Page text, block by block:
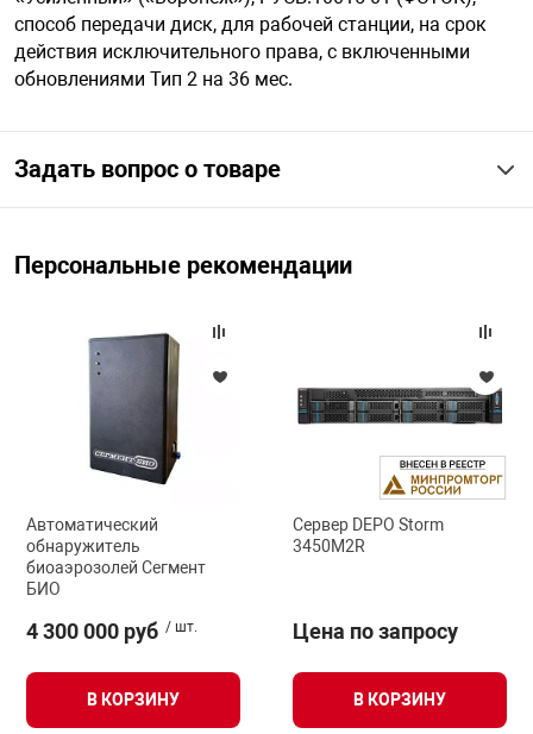
ключи
сигнализации
безопасность
способ передачи диск, для рабочей станции, на срок
действия исключительного права, с включенными
обновлениями Тип 2 на 36 мес.
Задать вопрос о товаре
Персональные рекомендации
Автоматический
обнаружитель
биоаэрозолей Сегмент
БИО
4 300 000 руб / шт.
В КОРЗИНУ
Сервер DEPO Storm
3450M2R
Цена по запросу
В КОРЗИНУ